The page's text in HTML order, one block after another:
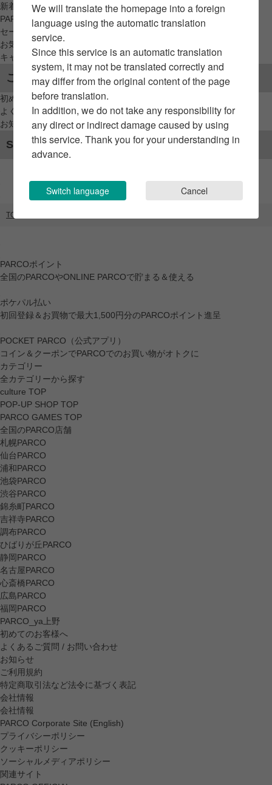
新着アイテムから探す
PARCO限定アイテムから探す
セールアイテムから探す
お気に入りから探す
キャンペーン/クーポン対象から探す
ご利用案内
初めてのお客様へ
よくあるご質問 / お問い合わせ
お知らせ
SNSアカウント
TOP
PARCOポイント
全国のPARCOやONLINE PARCOで貯まる＆使える
ポケパル払い
初回登録＆お買物で最大1,500円分のPARCOポイント進呈
POCKET PARCO（公式アプリ）
コイン＆クーポンでPARCOでのお買い物がオトクに
カテゴリー
全カテゴリーから探す
culture TOP
POP-UP SHOP TOP
PARCO GAMES TOP
全国のPARCO店舗
札幌PARCO
仙台PARCO
浦和PARCO
池袋PARCO
渋谷PARCO
錦糸町PARCO
吉祥寺PARCO
調布PARCO
ひばりが丘PARCO
静岡PARCO
名古屋PARCO
心斎橋PARCO
広島PARCO
福岡PARCO
PARCO_ya上野
初めてのお客様へ
よくあるご質問 / お問い合わせ
お知らせ
ご利用規約
特定商取引法など法令に基づく表記
会社情報
会社情報
PARCO Corporate Site (English)
プライバシーポリシー
クッキーポリシー
ソーシャルメディアポリシー
関連サイト
We will translate the homepage into a foreign
language using the automatic translation
service.
Since this service is an automatic translation
system, it may not be translated correctly and
may differ from the original content of the page
before translation.
In addition, we do not take any responsibility for
any direct or indirect damage caused by using
this service. Thank you for your understanding in
advance.
Switch language Cancel